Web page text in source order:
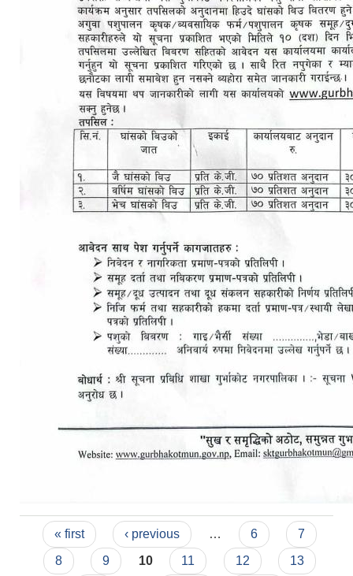
Pages
« first ‹ previous … 6
7
8
9 10 11 12
13